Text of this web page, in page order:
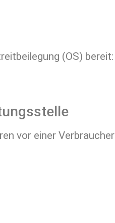
(OS) bereit:
vor einer